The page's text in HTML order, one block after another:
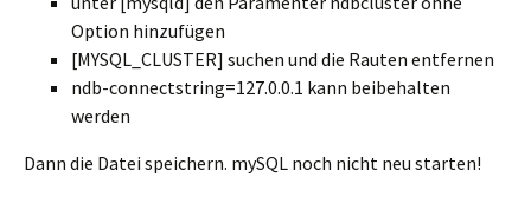
Option hinzufügen
[MYSQL_CLUSTER] suchen und die Rauten entfernen
ndb-connectstring=127.0.0.1 kann beibehalten
werden
Dann die Datei speichern. mySQL noch nicht neu starten!